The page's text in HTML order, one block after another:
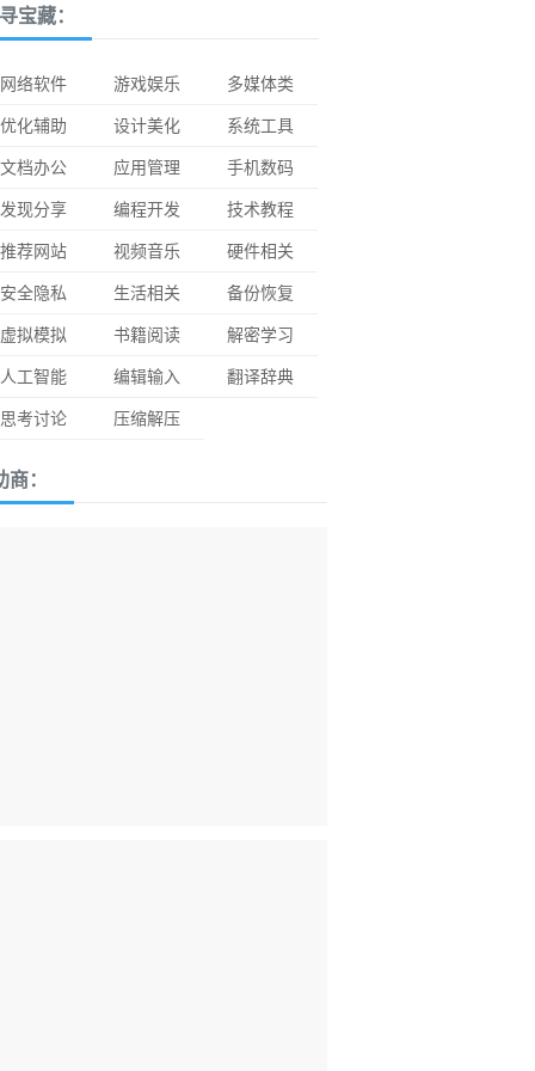
宝藏：
网络软件 游戏娱乐
多媒体类
优化辅助
设计美化
系统工具
文档办公
应用管理
手机数码
发现分享
编程开发
技术教程
推荐网站
视频音乐
硬件相关
安全隐私
生活相关
备份恢复
虚拟模拟
书籍阅读
解密学习
人工智能
编辑输入
翻译辞典
思考讨论
压缩解压
商：